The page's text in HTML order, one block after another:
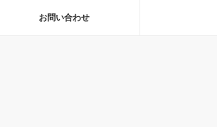
お問い合わせ